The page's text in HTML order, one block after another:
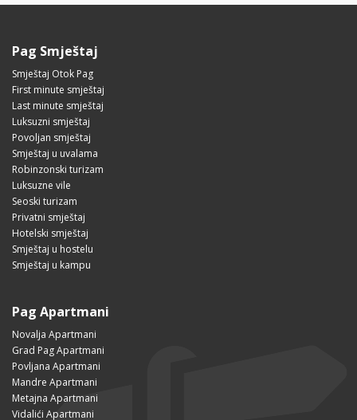
Pag Smještaj
Smještaj Otok Pag
First minute smještaj
Last minute smještaj
Luksuzni smještaj
Povoljan smještaj
Smještaj u uvalama
Robinzonski turizam
Luksuzne vile
Seoski turizam
Privatni smještaj
Hotelski smještaj
Smještaj u hostelu
Smještaj u kampu
Pag Apartmani
Novalja Apartmani
Grad Pag Apartmani
Povljana Apartmani
Mandre Apartmani
Metajna Apartmani
Vidalići Apartmani